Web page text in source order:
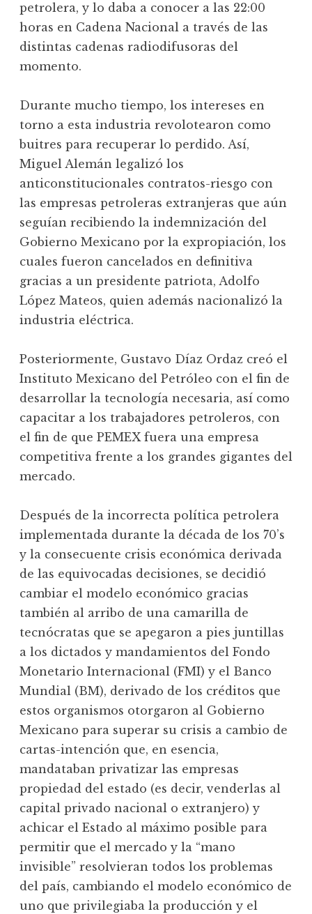
petrolera, y lo daba a conocer a las 22:00
horas en Cadena Nacional a través de las
distintas cadenas radiodifusoras del
momento.
Durante mucho tiempo, los intereses en
torno a esta industria revolotearon como
buitres para recuperar lo perdido. Así,
Miguel Alemán legalizó los
anticonstitucionales contratos-riesgo con
las empresas petroleras extranjeras que aún
seguían recibiendo la indemnización del
Gobierno Mexicano por la expropiación, los
cuales fueron cancelados en definitiva
gracias a un presidente patriota, Adolfo
López Mateos, quien además nacionalizó la
industria eléctrica.
Posteriormente, Gustavo Díaz Ordaz creó el
Instituto Mexicano del Petróleo con el fin de
desarrollar la tecnología necesaria, así como
capacitar a los trabajadores petroleros, con
el fin de que PEMEX fuera una empresa
competitiva frente a los grandes gigantes del
mercado.
Después de la incorrecta política petrolera
implementada durante la década de los 70’s
y la consecuente crisis económica derivada
de las equivocadas decisiones, se decidió
cambiar el modelo económico gracias
también al arribo de una camarilla de
tecnócratas que se apegaron a pies juntillas
a los dictados y mandamientos del Fondo
Monetario Internacional (FMI) y el Banco
Mundial (BM), derivado de los créditos que
estos organismos otorgaron al Gobierno
Mexicano para superar su crisis a cambio de
cartas-intención que, en esencia,
mandataban privatizar las empresas
propiedad del estado (es decir, venderlas al
capital privado nacional o extranjero) y
achicar el Estado al máximo posible para
permitir que el mercado y la “mano
invisible” resolvieran todos los problemas
del país, cambiando el modelo económico de
uno que privilegiaba la producción y el